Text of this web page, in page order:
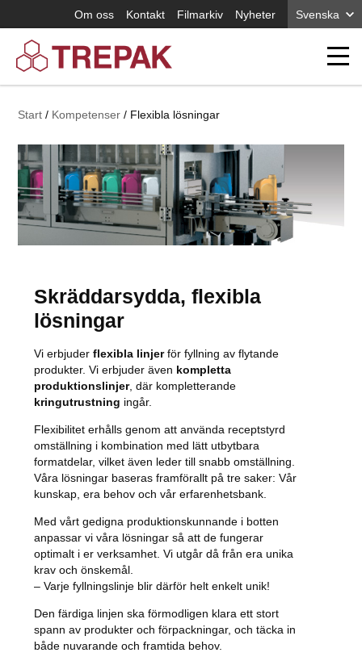
Om oss Kontakt Filmarkiv Nyheter Svenska
Start Kompetenser Flexibla lösningar
Skräddarsydda, flexibla
lösningar
Vi erbjuderflexibla linjerför fyllning av flytande
produkter. Vi erbjuder även kompletta
produktionslinjer, där kompletterande
kringutrustning ingår.
Flexibilitet erhålls genom att använda receptstyrd
omställning i kombination med lätt utbytbara
formatdelar, vilket även leder till snabb omställning.
Våra lösningar baseras framförallt på tre saker: Vår
kunskap, era behov och vår erfarenhetsbank.
Med vårt gedigna produktionskunnande i botten
anpassar vi våra lösningar så att de fungerar
optimalt i er verksamhet. Vi utgår då från era unika
krav och önskemål.
– Varje fyllningslinje blir därför helt enkelt unik!
Den färdiga linjen ska förmodligen klara ett stort
spann av produkter och förpackningar, och täcka in
både nuvarande och framtida behov.